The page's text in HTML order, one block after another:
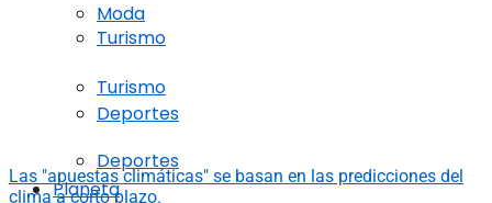
Turismo
Deportes
Planeta
Moda
Turismo
Deportes
Las "apuestas climáticas" se basan en las predicciones del
clima a corto plazo.